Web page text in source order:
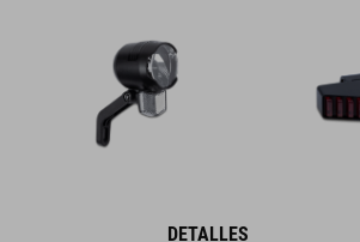
DETALLES